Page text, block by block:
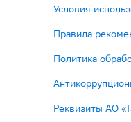
Условия
Правила
Политика
Реквизиты АО